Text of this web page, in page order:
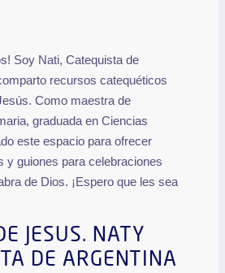
Soy Nati, Catequista de
recursos catequéticos
Como maestra de
graduada en Ciencias
este espacio para ofrecer
y guiones para celebraciones
de Dios. ¡Espero que les sea
JESUS. NATY
DE ARGENTINA